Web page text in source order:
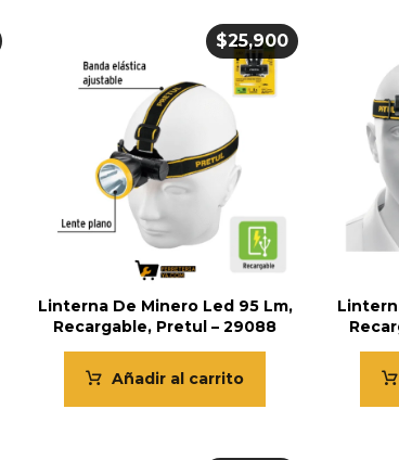
Linterna De Minero Led 95 Lm,
Recargable, Pretul – 29088
$25,900
Añadir al carrito